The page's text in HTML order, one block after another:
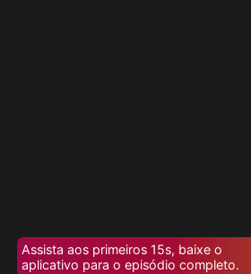
Assista aos primeiros 15s, baixe o
aplicativo para o episódio completo.